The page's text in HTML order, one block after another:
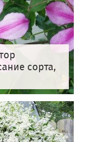
сорта,